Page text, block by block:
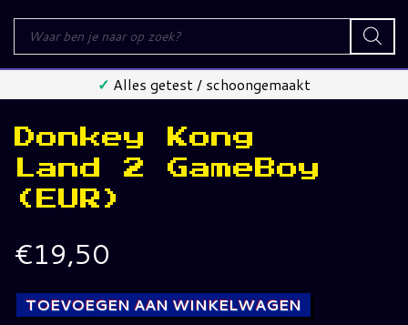
Producten
zoeken
✓ Alles getest / schoongemaakt
Donkey Kong
Land 2 GameBoy
(EUR)
€19,50
TOEVOEGEN AAN WINKELWAGEN